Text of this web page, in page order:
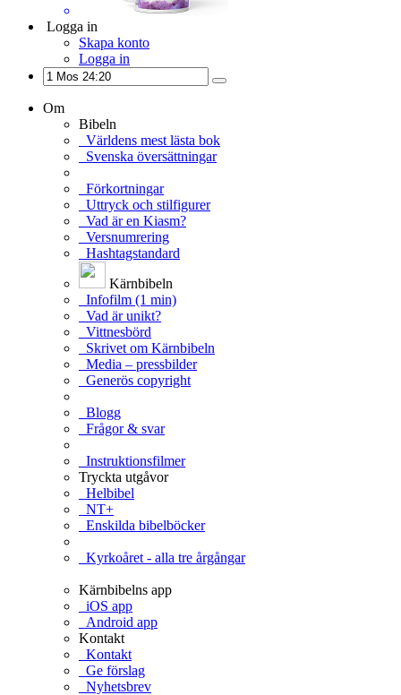
Logga in
Skapa konto
Logga in
Om
Bibeln
Världens mest lästa bok
Svenska översättningar
Förkortningar
Uttryck och stilfigurer
Vad är en Kiasm?
Versnumrering
Hashtagstandard
Kärnbibeln
Infofilm (1 min)
Vad är unikt?
Vittnesbörd
Skrivet om Kärnbibeln
Media – pressbilder
Generös copyright
Blogg
Frågor & svar
Instruktionsfilmer
Tryckta utgåvor
Helbibel
NT+
Enskilda bibelböcker
Kyrkoåret - alla tre årgångar
Kärnbibelns app
iOS app
Android app
Kontakt
Kontakt
Ge förslag
Nyhetsbrev